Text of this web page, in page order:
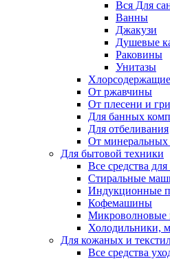
Вся Для
Ванны
Джакузи
Душевые
Раковины
Унитазы
Хлорсодержащие
От ржавчины
От плесени и
Для банных
Для отбеливания
От минеральных
Для бытовой техники
Все средства
Стиральные
Индукционные
Кофемашины
Микроволновые
Холодильники,
Для кожаных и
Все средства